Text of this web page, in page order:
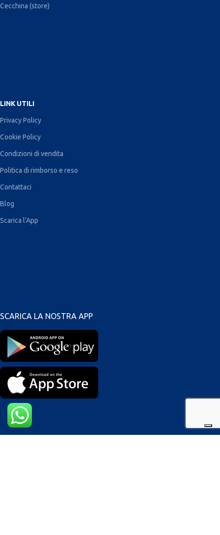
Cecchina (store)
LINK UTILI
Privacy Policy
Cookie Policy
Condizioni di vendita
Politica di rimborso e reso
Contattaci
Blog
Scarica l'App
SCARICA LA NOSTRA APP